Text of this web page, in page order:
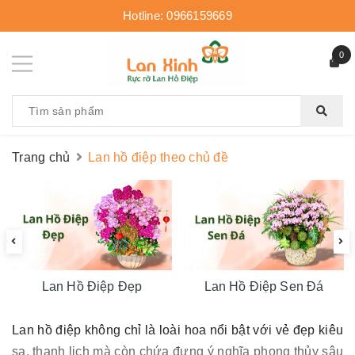
Hotline:0966159669
0
Trang chủ Lan hồ điệp theo chủ đề
Lan Hồ Điệp Đẹp Lan Hồ Điệp Sen Đá
Lan hồ điệp không chỉ là loài hoa nổi bật với vẻ đẹp kiêu
sa, thanh lịch mà còn chứa đựng ý nghĩa phong thủy sâu